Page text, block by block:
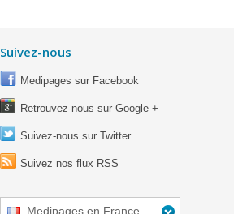
Suivez-nous
Medipages sur Facebook
Retrouvez-nous sur Google +
Suivez-nous sur Twitter
Suivez nos flux RSS
Medipages en France